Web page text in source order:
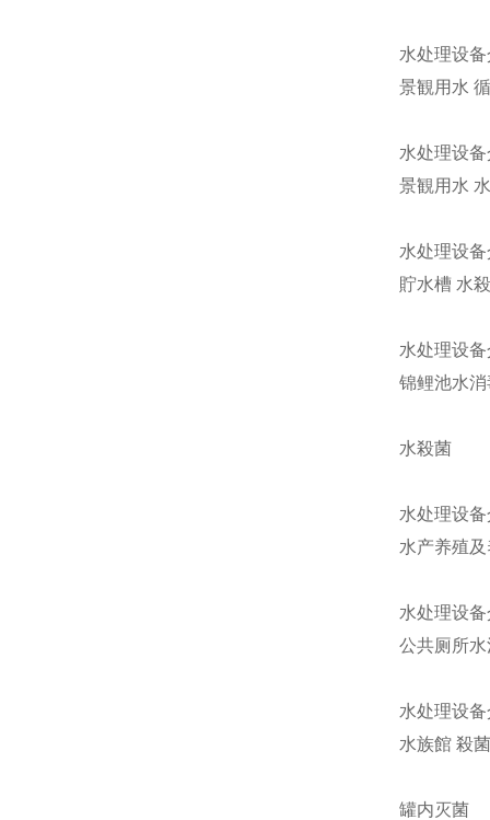
水处理设
景観用水
水处理设
景観用水
水处理设
貯水槽 水
水处理设
锦鲤池水消
水殺菌
水处理设
水产养殖
水处理设
公共厕所水
水处理设
水族館 殺菌
罐内灭菌